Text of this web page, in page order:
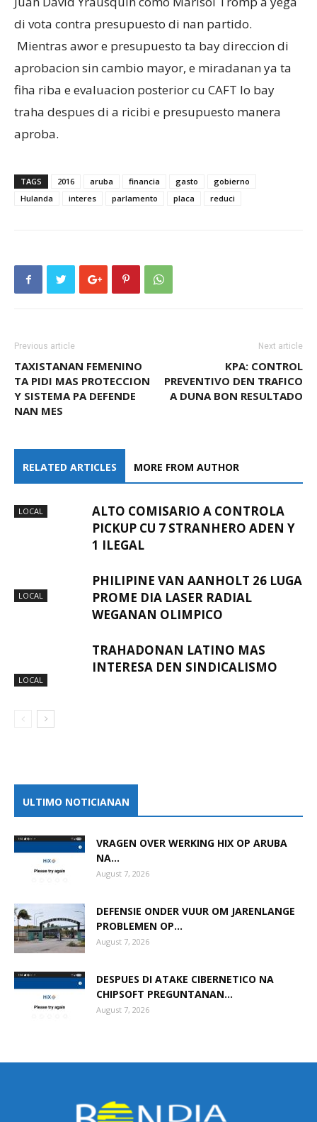
di vota contra presupuesto di nan partido.
Mientras awor e presupuesto ta bay direccion di
aprobacion sin cambio mayor, e miradanan ya ta
fiha riba e evaluacion posterior cu CAFT lo bay
traha despues di a ricibi e presupuesto manera
aproba.
TAGS 2016 aruba financia gasto
gobierno
Hulanda
interes parlamento placa reduci
Previous article
TAXISTANAN FEMENINO
TA PIDI MAS PROTECCION
Y SISTEMA PA DEFENDE
NAN MES
Next article
KPA: CONTROL
PREVENTIVO DEN TRAFICO
A DUNA BON RESULTADO
RELATED ARTICLES MORE FROM AUTHOR
LOCAL
ALTO COMISARIO A CONTROLA
PICKUP CU 7 STRANHERO ADEN Y
1 ILEGAL
LOCAL
PHILIPINE VAN AANHOLT 26 LUGA
PROME DIA LASER RADIAL
WEGANAN OLIMPICO
LOCAL
TRAHADONAN LATINO MAS
INTERESA DEN SINDICALISMO
ULTIMO NOTICIANAN
VRAGEN OVER WERKING HIX OP ARUBA
NA...
August 7, 2026
DEFENSIE ONDER VUUR OM JARENLANGE
PROBLEMEN OP...
August 7, 2026
DESPUES DI ATAKE CIBERNETICO NA
CHIPSOFT PREGUNTANAN...
August 7, 2026